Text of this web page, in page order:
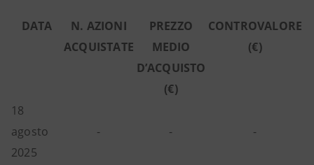
DATA
N. AZIONI
ACQUISTATE
PREZZO
MEDIO
D’ACQUISTO
(€)
CONTROVALORE
(€)
18
agosto
2025
- - -